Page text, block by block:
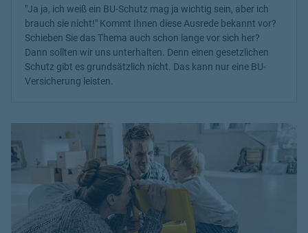
"Ja ja, ich weiß ein BU-Schutz mag ja wichtig sein, aber ich
brauch sie nicht!" Kommt Ihnen diese Ausrede bekannt vor?
Schieben Sie das Thema auch schon lange vor sich her?
Dann sollten wir uns unterhalten. Denn einen gesetzlichen
Schutz gibt es grundsätzlich nicht. Das kann nur eine BU-
Versicherung leisten.